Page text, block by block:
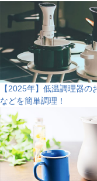
【2025年】低温調理器
などを簡単調理！